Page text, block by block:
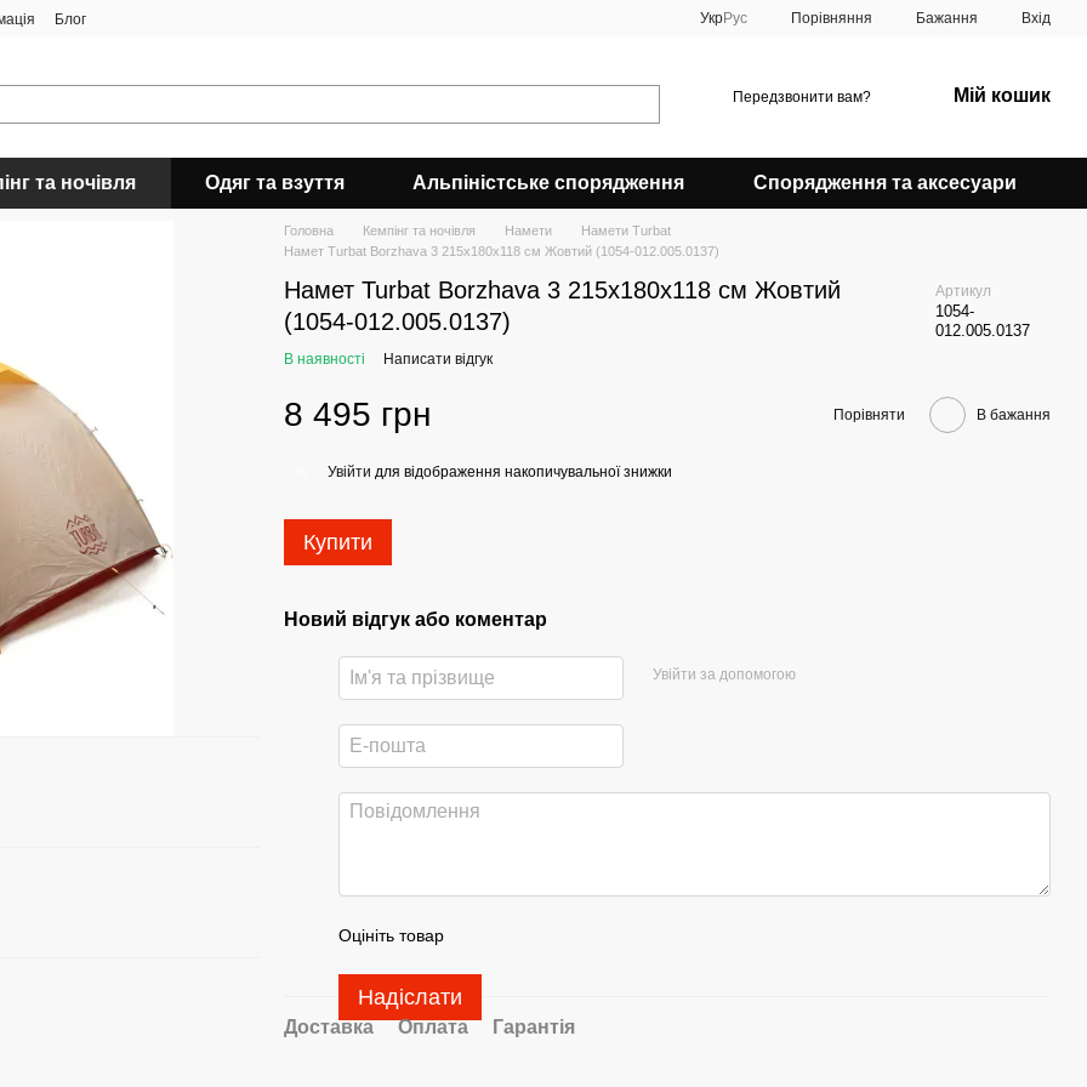
Блог УкрРус Порівняння Бажання Вхід
Передзвонити вам? Мій кошик
та ночівля Одяг та взуття Альпіністське спорядження Спорядження та аксесуари
Головна Кемпінг та ночівля Намети
Намети Turbat
Намет Turbat Borzhava 3 215х180х118 см Жовтий (1054-012.005.0137)
Намет Turbat Borzhava 3 215х180х118 см Жовтий
(1054-012.005.0137)
Артикул
1054-
012.005.0137
В наявності Написати відгук
8 495 грн Порівняти В бажання
Увійти для відображення накопичувальної знижки
Купити
Новий відгук або коментар
Увійти за допомогою
Оцініть товар
Надіслати
Доставка Оплата Гарантія